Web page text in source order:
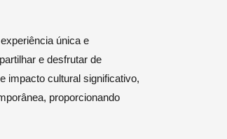
única e
e desfrutar de
impacto cultural significativo,
proporcionando